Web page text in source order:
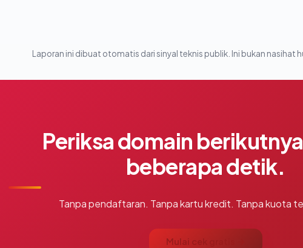
Laporan ini dibuat otomatis dari sinyal teknis publik. Ini bukan nasihat
Periksa domain
beberapa detik.
Tanpa pendaftaran. Tanpa kartu kredit. Tanpa kuota
Mulai cek gratis →